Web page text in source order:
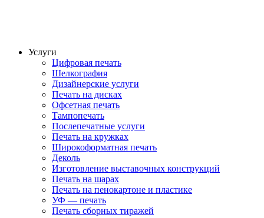
Услуги
Цифровая печать
Шелкография
Дизайнерские услуги
Печать на дисках
Офсетная печать
Тампопечать
Послепечатные услуги
Печать на кружках
Широкоформатная печать
Деколь
Изготовление выставочных конструкций
Печать на шарах
Печать на пенокартоне и пластике
УФ — печать
Печать сборных тиражей